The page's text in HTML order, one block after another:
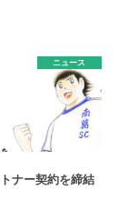
ニュース
ナー契約を締結